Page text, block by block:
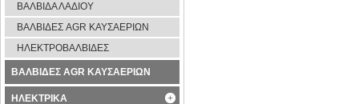
ΒΑΛΒΙΔΑ ΛΑΔΙΟΥ
ΒΑΛΒΙΔΕΣ AGR ΚΑΥΣΑΕΡΙΩΝ
ΗΛΕΚΤΡΟΒΑΛΒΙΔΕΣ
ΒΑΛΒΙΔΕΣ AGR ΚΑΥΣΑΕΡΙΩΝ
ΗΛΕΚΤΡΙΚΑ